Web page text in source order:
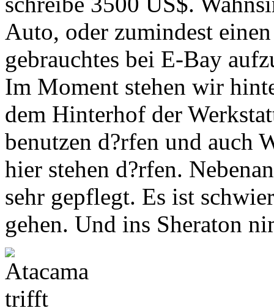
Auto, oder zumindest
gebrauchtes bei E-Bay
Im Moment stehen wir
dem Hinterhof der
benutzen d?rfen und auch
hier stehen d?rfen.
sehr gepflegt. Es ist
gehen. Und ins Sheraton